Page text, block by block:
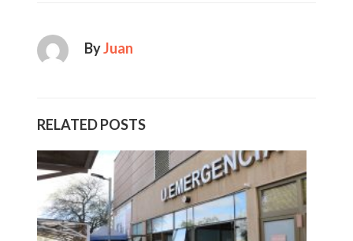
ByJuan
RELATED POSTS